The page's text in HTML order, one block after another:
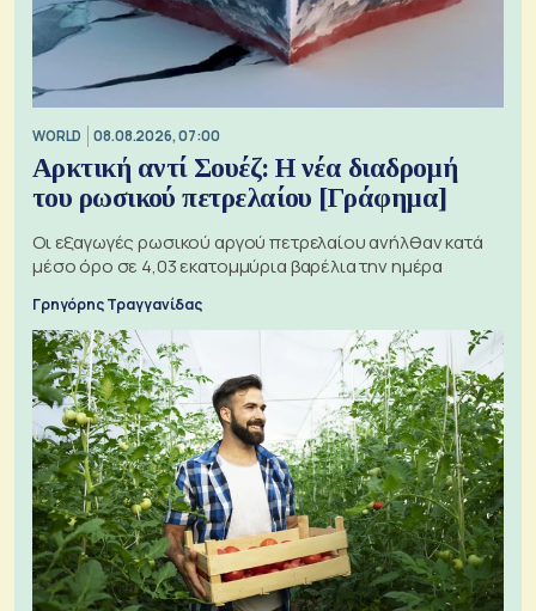
WORLD 08.08.2026, 07:00
Αρκτική αντί Σουέζ: Η νέα διαδρομή
του ρωσικού πετρελαίου [Γράφημα]
Οι εξαγωγές ρωσικού αργού πετρελαίου ανήλθαν κατά
μέσο όρο σε 4,03 εκατομμύρια βαρέλια την ημέρα
Γρηγόρης Τραγγανίδας